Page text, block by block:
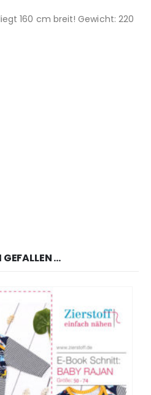
160 cm breit! Gewicht: 220
…